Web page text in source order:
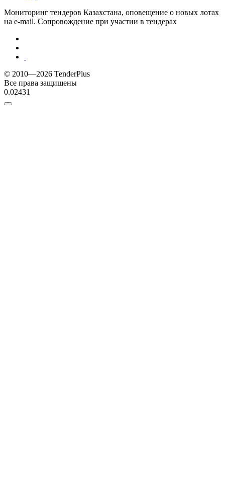
Мониторинг тендеров Казахстана, оповещение о новых лотах
на e-mail. Сопровождение при участии в тендерах
© 2010—2026 TenderPlus
Все права защищены
0.02431